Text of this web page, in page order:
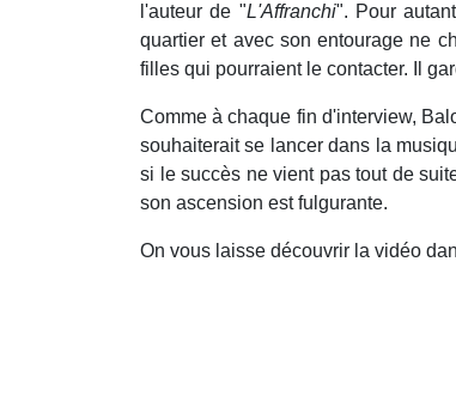
l'auteur de "L'Affranchi". Pour
quartier et avec son entourage ne
filles qui pourraient le contacter. Il
Comme à chaque fin d'interview,
souhaiterait se lancer dans la
si le succès ne vient pas tout de
son ascension est fulgurante.
On vous laisse découvrir la vidéo